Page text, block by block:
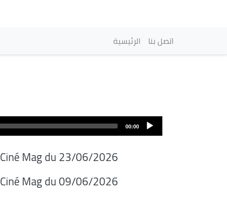
Navigation
الرئيسية اتصل بنا
00:00
Ciné Mag du 23/06/2026
Ciné Mag du 09/06/2026